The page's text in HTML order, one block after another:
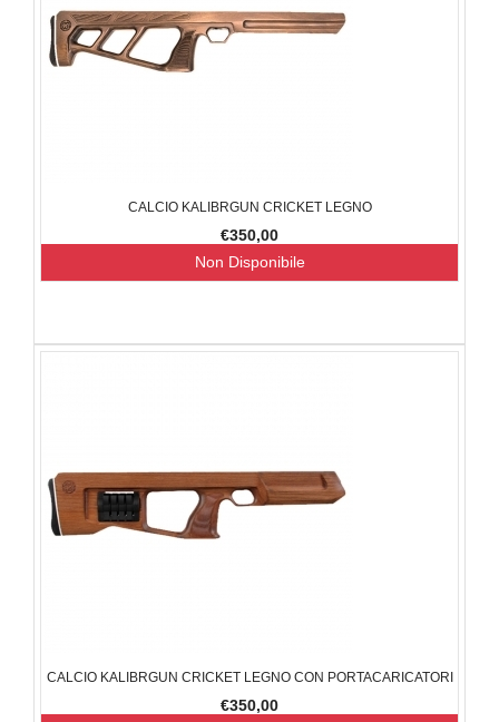
CALCIO KALIBRGUN CRICKET LEGNO
€350,00
Non Disponibile
CALCIO KALIBRGUN CRICKET LEGNO CON PORTACARICATORI
€350,00